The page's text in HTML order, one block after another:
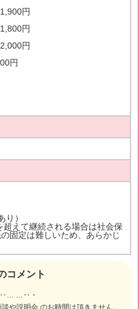
コメント
‥… …‥・
や説明会 のお時間は頂きません。
円
1,800円
2,000円
円
り）
えて継続される場合は社会保
固定は難しいため、あらかじ